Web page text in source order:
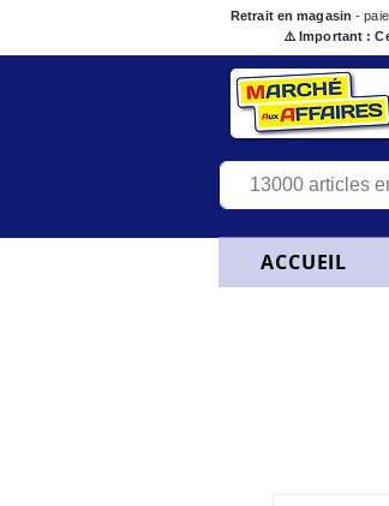
Retrait en magasin -
⚠️ Important :
ACCUEIL